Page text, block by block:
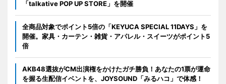
「talkative POP UP STORE」を開催
全商品対象でポイント5倍の「KEYUCA SPECIAL 11DAYS」を
開催。家具・カーテン・雑貨・アパレル・スイーツがポイント5
倍
AKB48選抜がCM出演権をかけたガチ勝負！あなたの1票が運命
を握る生配信イベントを、JOYSOUND「みるハコ」で体感！